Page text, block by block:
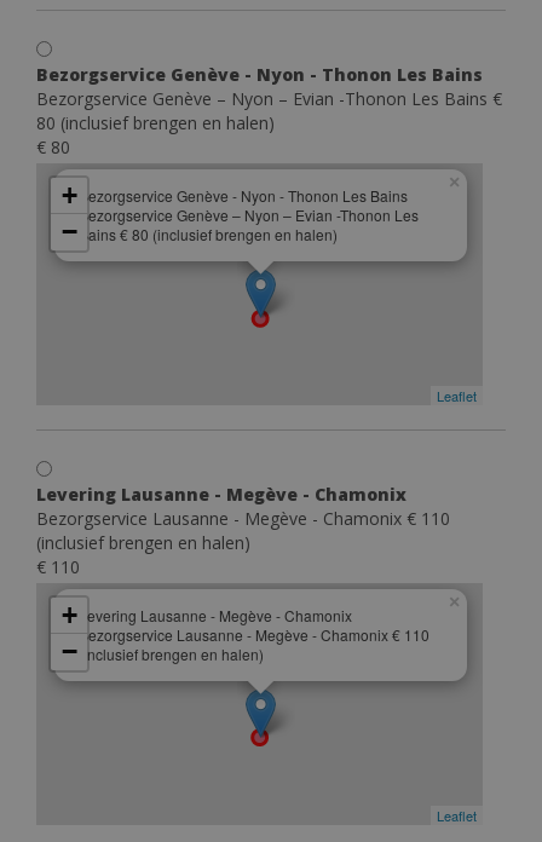
Bezorgservice Genève - Nyon - Thonon Les Bains
Bezorgservice Genève – Nyon – Evian -Thonon Les Bains €
80 (inclusief brengen en halen)
€ 80
Bezorgservice Genève - Nyon - Thonon Les Bains
Bezorgservice Genève – Nyon – Evian -Thonon Les
Bains € 80 (inclusief brengen en halen)
×
+
−
Leaflet
Levering Lausanne - Megève - Chamonix
Bezorgservice Lausanne - Megève - Chamonix € 110
(inclusief brengen en halen)
€ 110
Levering Lausanne - Megève - Chamonix
Bezorgservice Lausanne - Megève - Chamonix € 110
(inclusief brengen en halen)
×
+
−
Leaflet